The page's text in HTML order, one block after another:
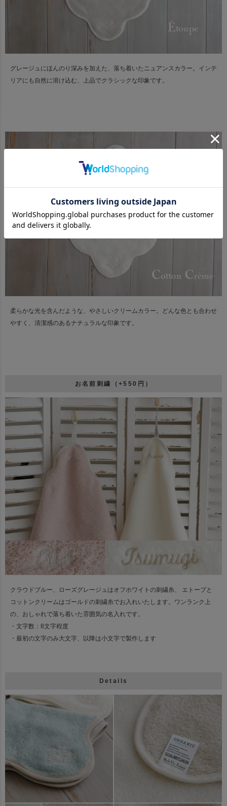
グレージュにほんのり深みを加えた、落ち着いたニュアンスカラー。 インテ
リアにも自然に溶け込む、上品でクラシックな印象です。
柔らかな光を含んだような、やさしいクリームカラー。
どんな色とも合わせ
やすく、清潔感のあるナチュラルな印象です。
お名前刺繍（+550円）
クラウドブルー、ローズグレージュはオフホワイトの刺繍糸、
エトープと
コットンクリームはゴールドの刺繍糸でお入れいたします。 ワンランク上
の、おしゃれで落ち着いた雰囲気の名入れです。
・文字数：8文字程度
・最初の文字のみ大文字、以降は小文字で製作します
Details